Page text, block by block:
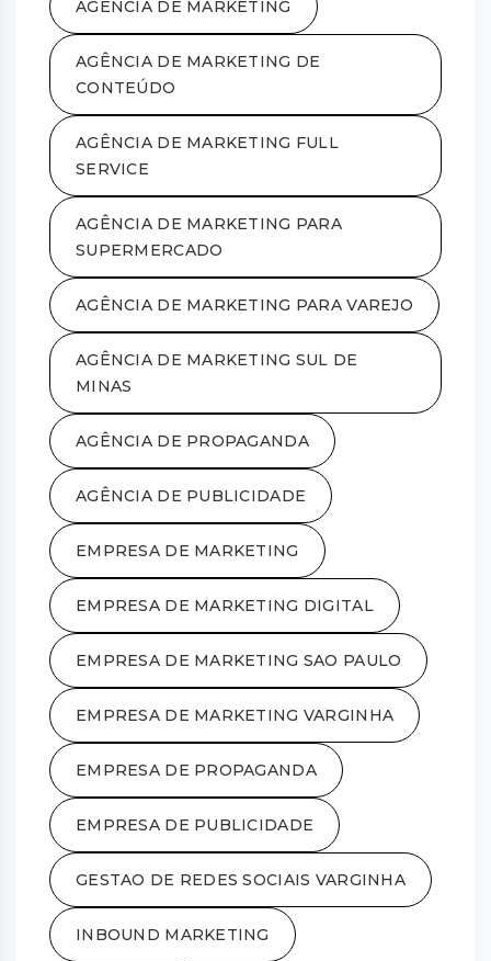
AGÊNCIA DE MARKETING
AGÊNCIA DE MARKETING DE
CONTEÚDO
AGÊNCIA DE MARKETING FULL
SERVICE
AGÊNCIA DE MARKETING PARA
SUPERMERCADO
AGÊNCIA DE MARKETING PARA VAREJO
AGÊNCIA DE MARKETING SUL DE
MINAS
AGÊNCIA DE PROPAGANDA
AGÊNCIA DE PUBLICIDADE
EMPRESA DE MARKETING
EMPRESA DE MARKETING DIGITAL
EMPRESA DE MARKETING SAO PAULO
EMPRESA DE MARKETING VARGINHA
EMPRESA DE PROPAGANDA
EMPRESA DE PUBLICIDADE
GESTAO DE REDES SOCIAIS VARGINHA
INBOUND MARKETING